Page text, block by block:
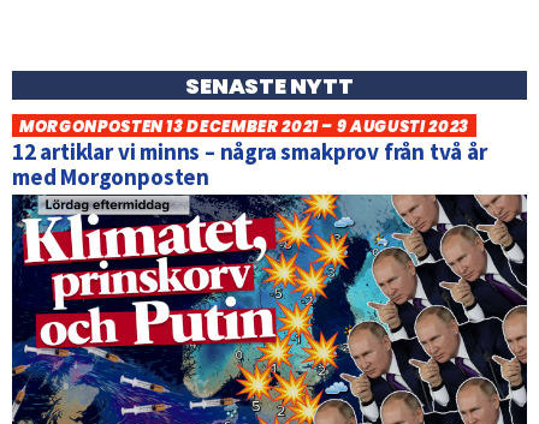
SENASTE NYTT
MORGONPOSTEN 13 DECEMBER 2021 – 9 AUGUSTI 2023
12 artiklar vi minns – några smakprov från två år
med Morgonposten